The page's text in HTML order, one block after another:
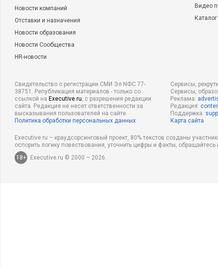
Новости компаний
Отставки и назначения
Новости образования
Новости Сообщества
HR-новости
Видео
Свидетельство о регистрации СМИ Эл NФС 77-
38751. Републикация материалов - только со
ссылкой на Executive.ru, с разрешения редакции
сайта. Редакция не несет ответственности за
высказывания пользователей на сайте.
Политика обработки персональных данных
Сервисы,
Сервисы,
Реклама:
Редакция:
Поддержка:
Карта сайта
Executive.ru – краудсорсинговый проект, 80% текстов созданы
оспорить логику повествования, уточнить цифры и факты,
18+
Executive.ru © 2000 – 2026.